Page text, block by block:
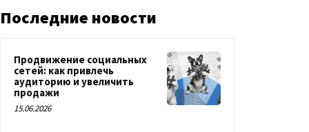
Последние новости
Продвижение социальных
сетей: как привлечь
аудиторию и увеличить
продажи
15.06.2026